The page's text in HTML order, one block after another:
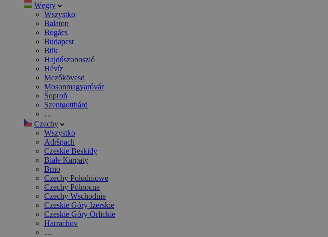
Węgry
Wszystko
Balaton
Bogács
Budapest
Bük
Hajdúszoboszló
Hévíz
Mezőkövesd
Mosonmagyaróvár
Šoproň
Szentgotthárd
…
Czechy
Wszystko
Adršpach
Czeskie Beskidy
Białe Karpaty
Brno
Czechy Południowe
Czechy Północne
Czechy Wschodnie
Czeskie Góry Izerskie
Czeskie Góry Orlickie
Harrachov
…